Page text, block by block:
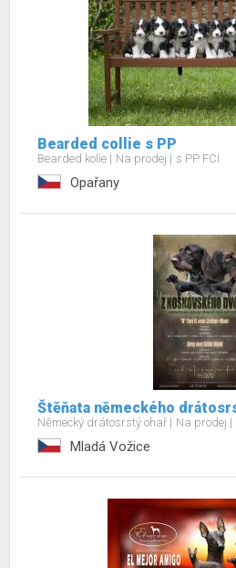
Bearded collie s PP
Bearded kolie Na prodej s PP FCI
Opařany
Štěňata německého
Německý drátosrstý ohař Na prodej
Mladá Vožice